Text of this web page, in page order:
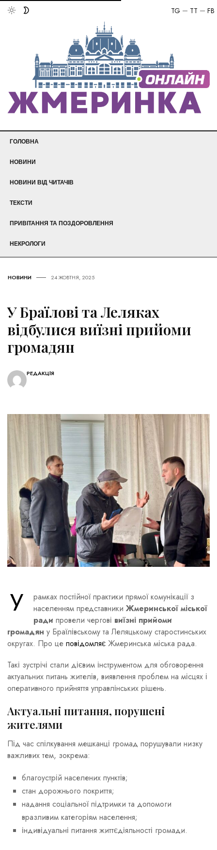
FB
TT
TG
ГОЛОВНА
НОВИНИ
НОВИНИ ВІД ЧИТАЧІВ
ТЕКСТИ
ПРИВІТАННЯ ТА ПОЗДОРОВЛЕННЯ
НЕКРОЛОГИ
НОВИНИ 24 ЖОВТНЯ, 2025
У Браїлові та Леляках
відбулися виїзні прийоми
громадян
РЕДАКЦІЯ
У
рамках постійної практики прямої комунікації з
населенням представники Жмеринської міської
ради провели чергові виїзні прийоми
громадян у Браїлівському та Леляцькому старостинських
округах. Про це повідомляє Жмеринська міська рада.
Такі зустрічі стали дієвим інструментом для обговорення
актуальних питань жителів, виявлення проблем на місцях і
оперативного прийняття управлінських рішень.
Актуальні питання, порушені
жителями
Під час спілкування мешканці громад порушували низку
важливих тем, зокрема:
благоустрій населених пунктів;
стан дорожнього покриття;
надання соціальної підтримки та допомоги
вразливим категоріям населення;
індивідуальні питання життєдіяльності громади.